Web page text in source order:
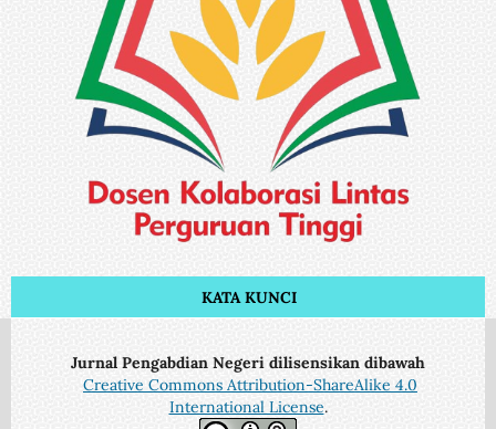
KATA KUNCI
Jurnal Pengabdian Negeri dilisensikan dibawah
Creative Commons Attribution-ShareAlike 4.0
International License.